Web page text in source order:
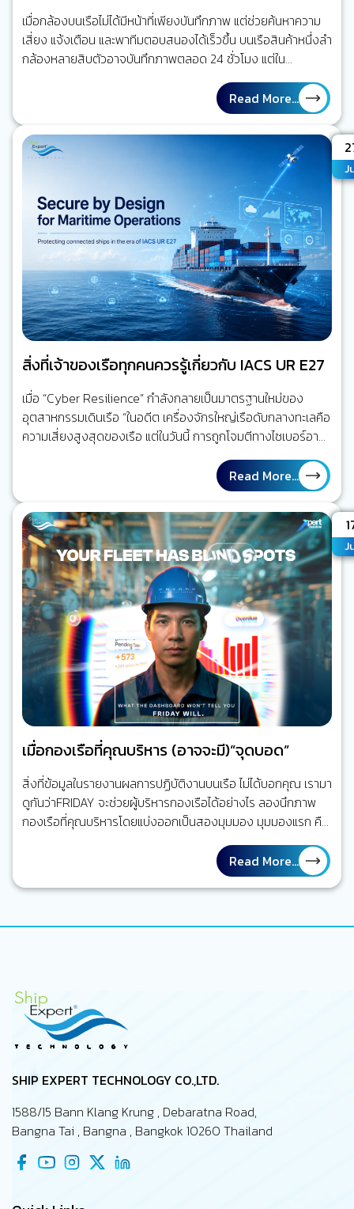
เมื่อกล้องบนเรือไม่ได้มีหน้าที่เพียงบันทึกภาพ แต่ช่วยค้นหาความ
เสี่ยง แจ้งเตือน และพาทีมตอบสนองได้เร็วขึ้น บนเรือสินค้าหนึ่งลำ
กล้องหลายสิบตัวอาจบันทึกภาพตลอด 24 ชั่วโมง แต่ใน
สถานการณ์จริง ไม่มีใครสามารถเฝ้าดูทุกจอพร้อมกันได้ตลอด
เวลา เมื่อเกิดเหตุ ผู้ปฏิบัติงานจึงมักย้อนกลับไปค้นหาวิดีโอเพื่อหา
คำตอบว่าเกิดอะไรขึ้น มากกว่า การได้รับการเตือนในขณะที่ความ
เสี่ยงกำลังก่อตัว ใจความสำคัญ คุณค่าของ Maritime AI
CCTV ไม่ได้อยู่ที่การมีกล้องมากขึ้น แต่อยู่ที่การลดเวลาจาก
“เหตุการณ์ที่จะเกิดขึ้น” ไปสู่ “คนที่เกี่ยวข้องรับรู้ได้เร็วขึ้นและรีบ
ลงมือจัดการ” ความเสี่ยงนั้น นี่คือจุดเปลี่ยนจาก Video
Recording…
Read More...
สิ่งที่เจ้าของเรือทุกคนควรรู้เกี่ยวกับ IACS UR E27
เมื่อ “Cyber Resilience” กำลังกลายเป็นมาตรฐานใหม่ของ
อุตสาหกรรมเดินเรือ “ในอดีต เครื่องจักรใหญ่เรือดับกลางทะเลคือ
ความเสี่ยงสูงสุดของเรือ แต่ในวันนี้ การถูกโจมตีทางไซเบอร์อาจ
สร้างผลกระทบได้ไม่ต่างกัน” โลกของการเดินเรือกำลังเปลี่ยนไป
ลองย้อนกลับไปเมื่อ 20 ปีก่อน ระบบส่วนใหญ่บนเรือทำงานแยก
จากกันแทบทั้งหมด เครื่องจักรใหญ่ทำงานของมัน ระบบเดินเรือ
ทำงานของมัน ระบบสื่อสารก็เป็นอีกระบบหนึ่ง การเชื่อมต่อกับฝั่ง
มีเพียงโทรศัพท์ดาวเทียมหรืออีเมลความเร็วต่ำ แต่วันนี้ ทุกอย่าง
เปลี่ยนไปแล้ว เรือหนึ่งลำอาจมีระบบดิจิทัลมากกว่าร้อยระบบที่
เชื่อมโยงถึงกัน ระบบบริหารจัดการเรือ และระบบวางแผนซ่อม
บำรุง (ERP) ระบบ AI CCTV ระบบติดตามเรือ (Ship…
Read More...
เมื่อกองเรือที่คุณบริหาร (อาจจะมี)”จุดบอด”
สิ่งที่ข้อมูลในรายงานผลการปฏิบัติงานบนเรือ ไม่ได้บอกคุณ เรามา
ดูกันว่าFRIDAY จะช่วยผู้บริหารกองเรือได้อย่างไร ลองนึกภาพ
กองเรือที่คุณบริหารโดยแบ่งออกเป็นสองมุมมอง มุมมองแรก คือ
กองเรือที่ถูกรายงานผลการปฏิบัติงานในรายงานกระดาษ ตาราง
ซ่อมบำรุงเรือถูกวางแผนไว้เป็นอย่างดีตรงตามเวลา งานบนเรือที่
จะต้องทำต่าง ๆ ถูกทำเครื่องหมายว่าแล้วเสร็จ รายงานทุกฉบับ
ถูกส่งตรงเวลา ทุกอย่างดูเป็นระเบียบ และอยู่ภายใต้การจัดการ
รายการซ่อมทำอาจจะถูกเลื่อนเพราะไม่มีอะไหล่สนับสนุน และบาง
ปัญหายังไม่เคยถูกรายงานถึงสำนักงานใหญ่…
Read More...
SHIP EXPERT TECHNOLOGY CO.,LTD.
1588/15 Bann Klang Krung , Debaratna Road,
Bangna Tai , Bangna , Bangkok 10260 Thailand